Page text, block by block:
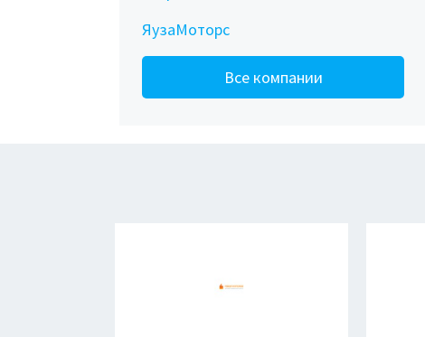
ЯузаМоторс
Все компании